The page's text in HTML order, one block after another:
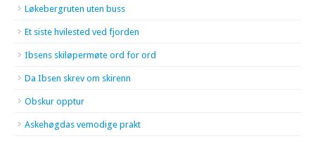
Løkebergruten uten buss
Et siste hvilested ved fjorden
Ibsens skiløpermøte ord for ord
Da Ibsen skrev om skirenn
Obskur opptur
Askehøgdas vemodige prakt